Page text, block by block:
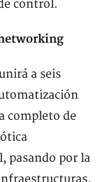
control.
a seis
completo de
pasando por la